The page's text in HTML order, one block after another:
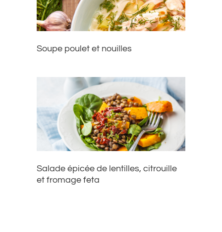
Soupe poulet et nouilles
Salade épicée de lentilles, citrouille
et fromage feta